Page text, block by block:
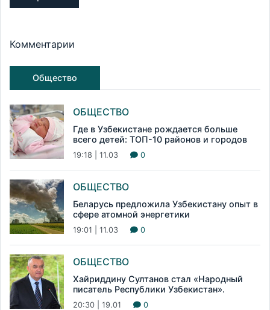
Комментарии
Общество
ОБЩЕСТВО
Где в Узбекистане рождается больше
всего детей: ТОП-10 районов и городов
19:18 | 11.03 0
ОБЩЕСТВО
Беларусь предложила Узбекистану опыт в
сфере атомной энергетики
19:01 | 11.03 0
ОБЩЕСТВО
Хайриддину Султанов стал «Народный
писатель Республики Узбекистан».
20:30 | 19.01 0